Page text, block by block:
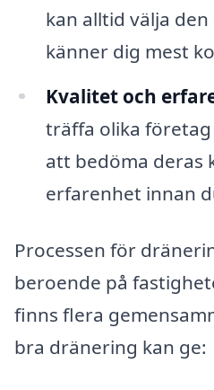
kan alltid välja
känner dig mest
Kvalitet och
träffa olika
att bedöma deras
erfarenhet innan
Processen för
beroende på
finns flera
bra dränering kan ge: